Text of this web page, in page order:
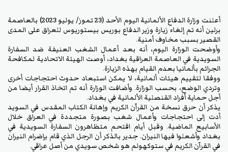
أعلنت وزارة الدفاع الألمانية اليوم الأحد (23 تموز/ يوليو 2023) بالعاصمة
برلين أنه تم إلغاء زيارة وزير الدفاع بوريس بيستوريوس للعراق على المدى
القصير بسبب مخاوف أمنية.
وأوضحت الوزارة اليوم، أنه بعد أعمال الشغب العنيفة ضد السفارة
السويدية في العاصمة العراقية بغداد، أوصت الهيئة الاتحادية لمكافحة
الجرائم بألمانيا بعدم القيام بهذه الزيارة.
ووفقا لتقييم هيئات ألمانية، لا يمكن استبعاد حدوث احتجاجات أخرى
وتردي الوضع، بحسب الوزارة. وأضافت الوزارة أنه تم اتخاذ القرار أيضا من
أجل حماية أفراد القنصلية الألمانية في بغداد.
يذكر أن حرق نسخة من القرآن الكريم وإهانة الكتاب المقدس في السويد
أدت إلى احتجاجات وأعمال شغب بصورة متجددة في العراق خلال
الأسابيع الماضية. وقبل أيام اقتحم متظاهرون السفارة السويدية في
بغداد وأشعلوا فيها النيران. جدير بالذكر أن الرجل الذي قام بإضرام النيران
في القرآن الكريم في ستوكهولم هو شخص سويدي من أصل عراقي.